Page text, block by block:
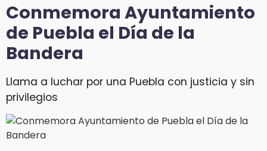
Conmemora Ayuntamiento
de Puebla el Día de la
Bandera
Llama a luchar por una Puebla con justicia y sin
privilegios